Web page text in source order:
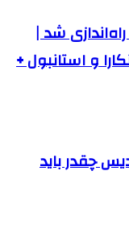
شد |
و استانبول +
در پردیس چقدر باید